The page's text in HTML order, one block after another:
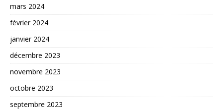
mars 2024
février 2024
janvier 2024
décembre 2023
novembre 2023
octobre 2023
septembre 2023